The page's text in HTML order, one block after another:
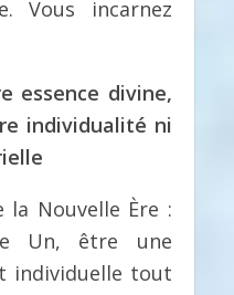
Vous incarnez
essence divine,
individualité ni
la Nouvelle Ère :
Un, être une
individuelle tout